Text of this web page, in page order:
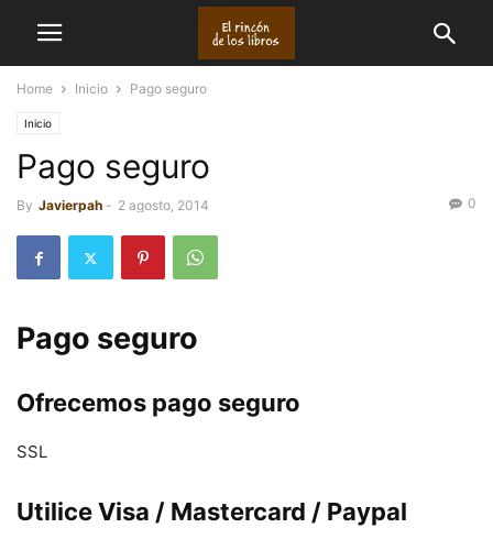
Home Inicio Pago seguro
Inicio
Pago seguro
By Javierpah - 2 agosto, 2014 0
Pago seguro
Ofrecemos pago seguro
SSL
Utilice Visa / Mastercard / Paypal